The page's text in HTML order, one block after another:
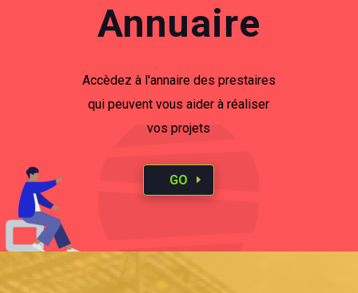
Annuaire
Accèdez à l'annaire des prestaires
qui peuvent vous aider à réaliser
vos projets
GO